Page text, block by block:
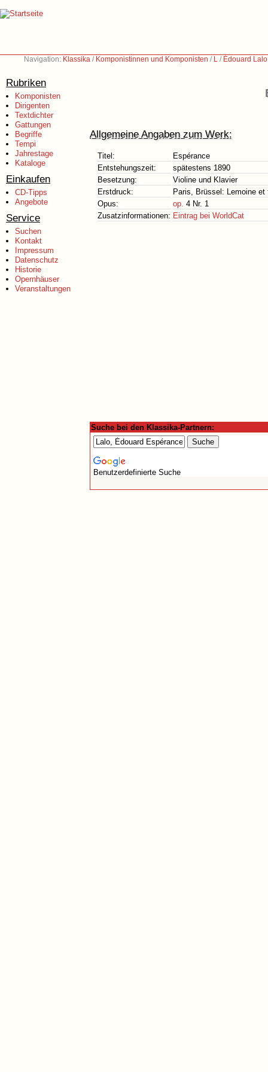
Navigation: Klassika / Komponistinnen und Komponisten / L / Édouard
Rubriken
Komponisten
Dirigenten
Textdichter
Gattungen
Begriffe
Tempi
Jahrestage
Kataloge
Einkaufen
CD-Tipps
Angebote
Service
Suchen
Kontakt
Impressum
Datenschutz
Historie
Opernhäuser
Veranstaltungen
Allgemeine Angaben zum Werk:
Titel:
Espérance
Entstehungszeit:
spätestens 1890
Besetzung:
Violine und Klavier
Erstdruck:
Paris, Brüssel: Lemoine et
Opus:
op. 4 Nr. 1
Zusatzinformationen: Eintrag bei WorldCat
Suche bei den Klassika-Partnern:
Benutzerdefinierte Suche